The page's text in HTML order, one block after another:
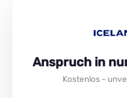
Anspruch in
Kostenlos -